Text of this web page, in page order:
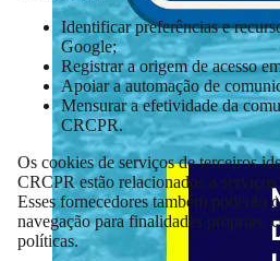
Identificar preferências e
Google;
Registrar a origem de acesso
Apoiar a automação de
Mensurar a efetividade da
CRCPR.
Os cookies de serviços de terceiros
CRCPR estão relacionados a
Esses fornecedores também poderão
navegação para finalidades próprias,
políticas.